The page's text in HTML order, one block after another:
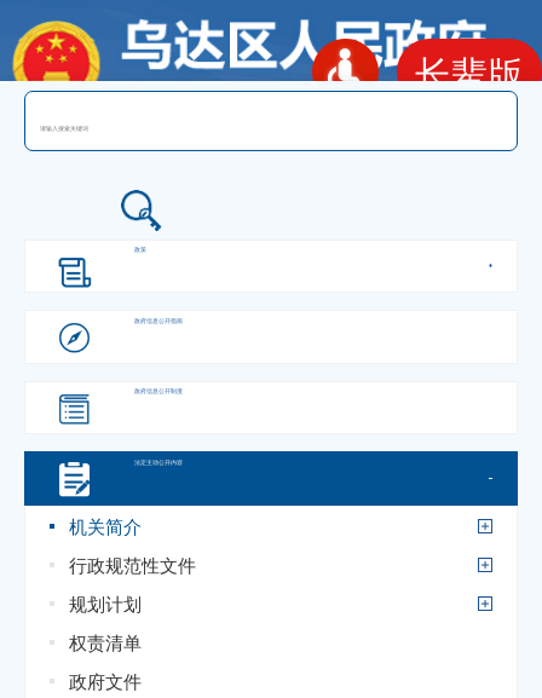
长辈版
政策
政府信息公开指南
政府信息公开制度
法定主动公开内容
机关简介
行政规范性文件
规划计划
权责清单
政府文件